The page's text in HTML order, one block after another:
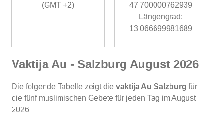
(GMT +2)
47.700000762939
Längengrad:
13.066699981689
Vaktija Au - Salzburg August 2026
Die folgende Tabelle zeigt die vaktija Au Salzburg für
die fünf muslimischen Gebete für jeden Tag im August
2026